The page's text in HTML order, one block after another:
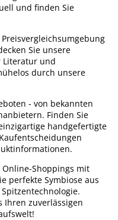
und finden Sie
Sie unsere
Literatur und
durch unsere
- von bekannten
Finden Sie
handgefertigte
Shoppings mit
perfekte Symbiose aus
Ihren zuverlässigen